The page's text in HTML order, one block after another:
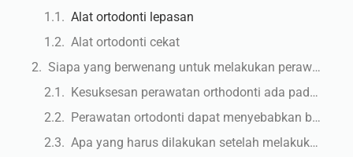
Alat ortodonti lepasan
Alat ortodonti cekat
Siapa yang berwenang untuk melakukan perawatan behel?
Kesuksesan perawatan orthodonti ada pada kerjasama antara dokter gigi dan pasien
Perawatan ortodonti dapat menyebabkan bercak putih pada gigi setelah perawatan, namun dapat dicegah
Apa yang harus dilakukan setelah melakukan perawatan behel?